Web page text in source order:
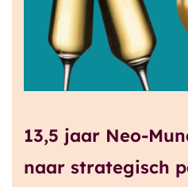
13,5 jaar Neo-
naar strategisch